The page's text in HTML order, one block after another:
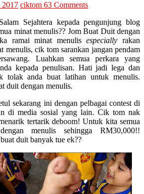
2017 ciktom 63 Comments
Sejahtera kepada pengunjung blog
minat menulis?? Jom Buat Duit dengan
ramai minat menulisespecially rakan
menulis, cik tom sarankan jangan pendam
Luahkan semua perkara yang
kepada penulisan. Hati jadi lega dan
tolak anda buat latihan untuk menulis.
duit dengan menulis.
sekarang ini dengan pelbagai contest di
di media sosial yang lain. Cik tom nak
tertarik deboom! Untuk kita semua
menulis sehingga RM30,000!!
duit banyak tue ek??